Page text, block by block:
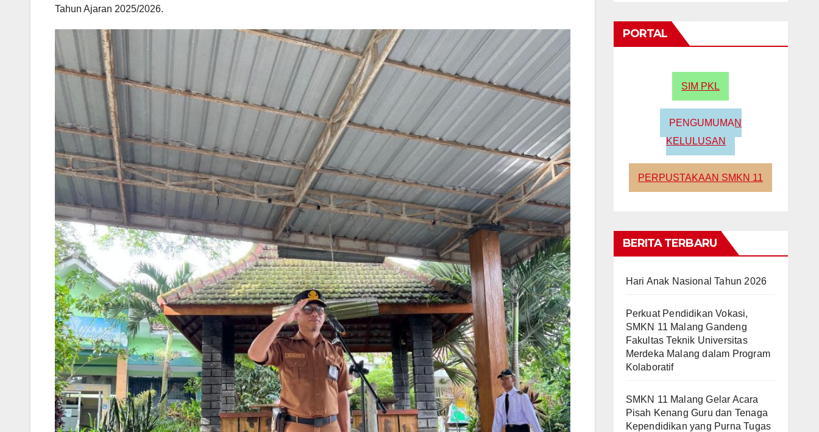
Tahun Ajaran 2025/2026.
PORTAL
SIM PKL
PENGUMUMAN
KELULUSAN
PERPUSTAKAAN SMKN 11
BERITA TERBARU
Hari Anak Nasional Tahun 2026
Perkuat Pendidikan Vokasi,
SMKN 11 Malang Gandeng
Fakultas Teknik Universitas
Merdeka Malang dalam Program
Kolaboratif
SMKN 11 Malang Gelar Acara
Pisah Kenang Guru dan Tenaga
Kependidikan yang Purna Tugas